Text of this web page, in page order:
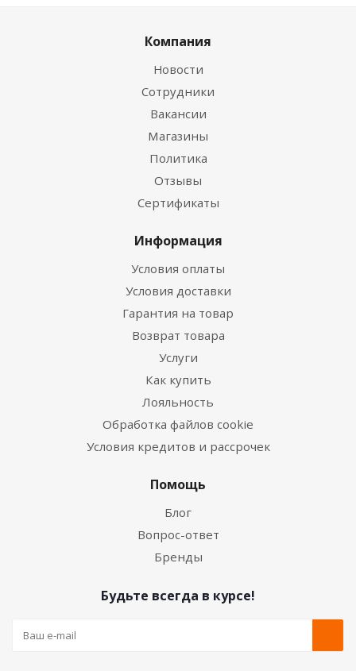
Компания
Новости
Сотрудники
Вакансии
Магазины
Политика
Отзывы
Сертификаты
Информация
Условия оплаты
Условия доставки
Гарантия на товар
Возврат товара
Услуги
Как купить
Лояльность
Обработка файлов cookie
Условия кредитов и рассрочек
Помощь
Блог
Вопрос-ответ
Бренды
Будьте всегда в курсе!